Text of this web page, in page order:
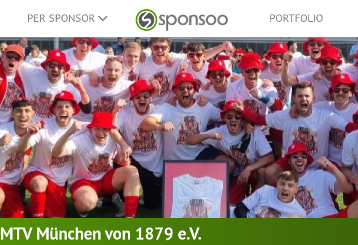
PER SPONSOR PORTFOLIO
MTV München von 1879 e.V.